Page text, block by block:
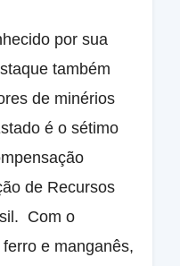
por sua
também
de minérios
é o sétimo
de Recursos
Com o
e manganês,